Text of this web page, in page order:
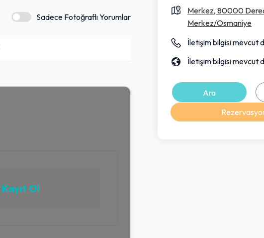
Sadece Fotoğraflı Yorumlar
Kayıt Ol
Merkez, 80000
Merkez/Osmaniye
İletişim bilgisi mevcut
İletişim bilgisi mevcut
Ara